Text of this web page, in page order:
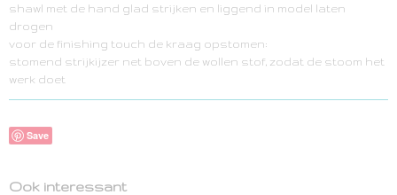
shawl met de hand glad strijken en liggend in model laten
drogen
voor de finishing touch de kraag opstomen:
stomend strijkijzer net boven de wollen stof, zodat de stoom het
werk doet
Save
Ook interessant